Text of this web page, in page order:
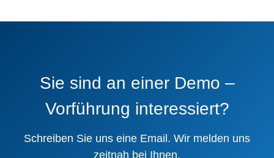
Sie sind an einer Demo –
Vorführung interessiert?
Schreiben Sie uns eine Email. Wir melden uns
zeitnah bei Ihnen.